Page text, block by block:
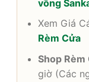
vồng
Xem Giá
Rèm Cửa
Shop Rèm
giờ (Các